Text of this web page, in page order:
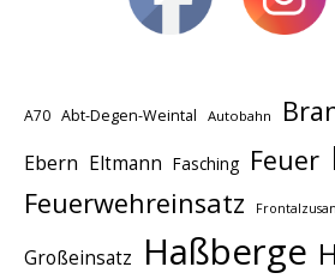
A70 Abt-Degen-Weintal Autobahn
Ebern Eltmann Fasching Feuer
Feuerwehreinsatz
Großeinsatz Haßberge